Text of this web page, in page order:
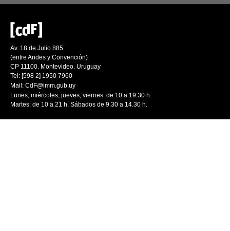
Av. 18 de Julio 885
(entre Andes y Convención)
CP 11100. Montevideo. Uruguay
Tel: [598 2] 1950 7960
Mail: CdF@imm.gub.uy
Lunes, miércoles, jueves, viernes: de 10 a 19.30 h.
Martes: de 10 a 21 h. Sábados de 9.30 a 14.30 h.